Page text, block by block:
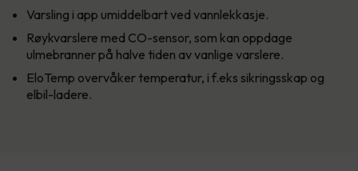
Varsling i app umiddelbart ved vannlekkasje.
Røykvarslere med CO-sensor, som kan oppdage
ulmebranner på halve tiden av vanlige varslere.
EloTemp overvåker temperatur, i f.eks sikringsskap og
elbil-ladere.